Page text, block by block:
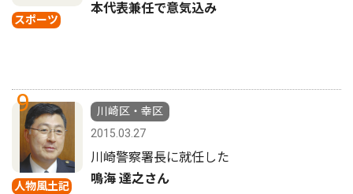
スポーツ
本代表兼任で意気込み
9
人物風土記
川崎区・幸区
2015.03.27
川崎警察署長に就任した
鳴海 達之さん